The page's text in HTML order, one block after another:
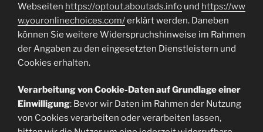
Webseiten https://optout.aboutads.info und https://ww
w.youronlinechoices.com/erklärt werden. Daneben
können Sie weitere Widerspruchshinweise im Rahmen
der Angaben zu den eingesetzten Dienstleistern und
Cookies erhalten.
Verarbeitung von Cookie-Daten auf Grundlage einer
Einwilligung: Bevor wir Daten im Rahmen der Nutzung
von Cookies verarbeiten oder verarbeiten lassen,